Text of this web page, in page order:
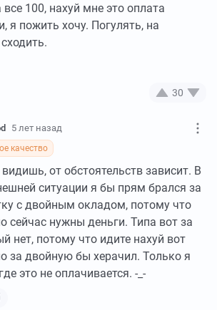
все 100, нахуй мне это оплата
я пожить хочу. Погулять, на
30
5 лет назад
качество
видишь, от обстоятельств зависит. В
ситуации я бы прям брался за
с двойным окладом, потому что
сейчас нужны деньги. Типа вот за
нет, потому что идите нахуй вот
за двойную бы херачил. Только я
это не оплачивается. -_-